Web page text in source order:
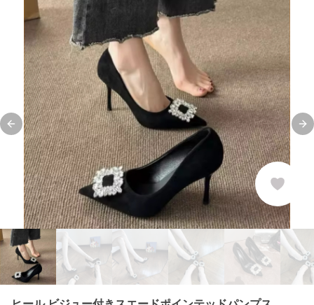
Previous slide